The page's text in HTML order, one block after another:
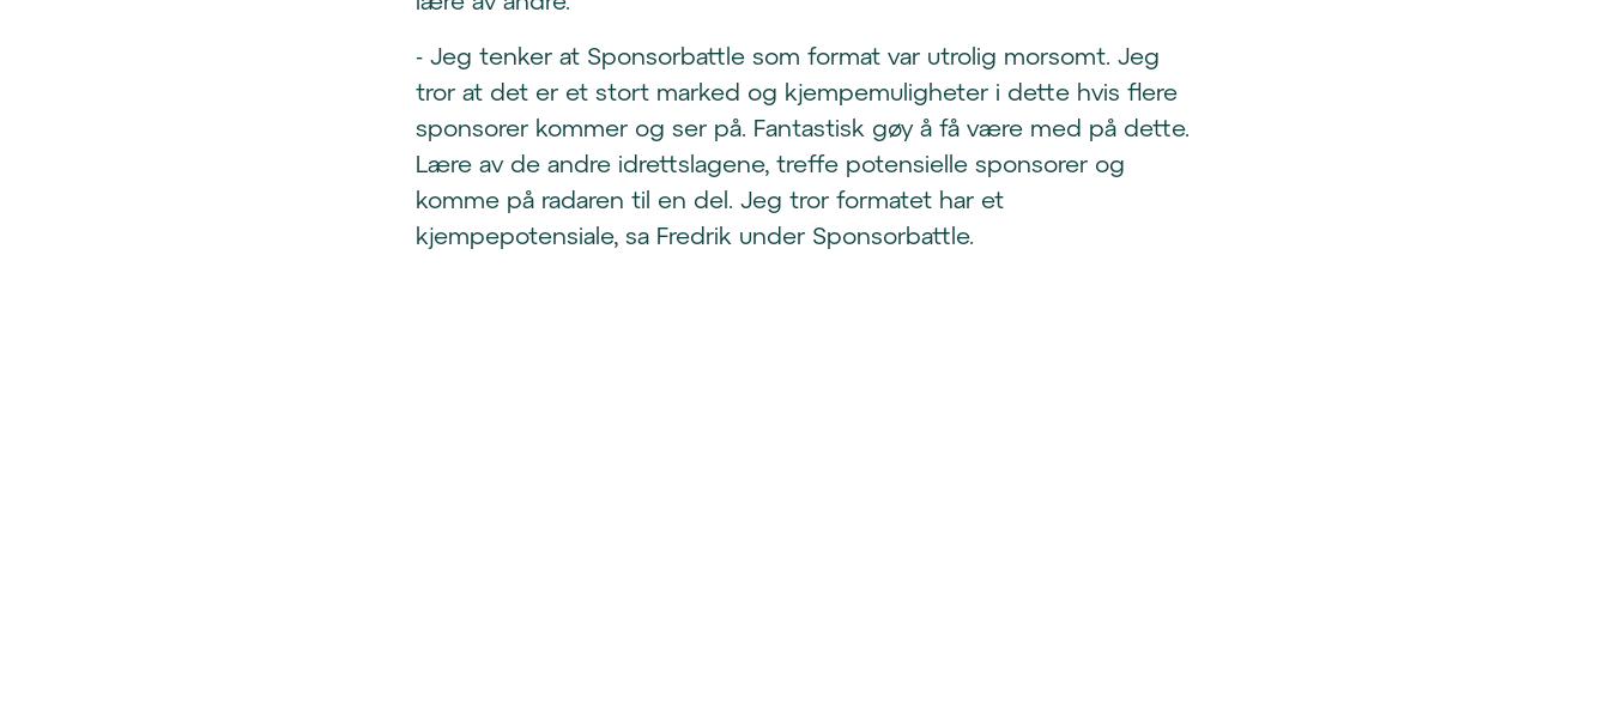
- Jeg tenker at Sponsorbattle som format var utrolig morsomt. Jeg
tror at det er et stort marked og kjempemuligheter i dette hvis flere
sponsorer kommer og ser på. Fantastisk gøy å få være med på dette.
Lære av de andre idrettslagene, treffe potensielle sponsorer og
komme på radaren til en del. Jeg tror formatet har et
kjempepotensiale, sa Fredrik under Sponsorbattle.